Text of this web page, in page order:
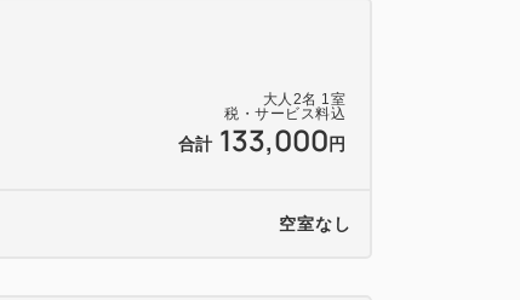
大人 2名 1室
税・サービス料込
合計 133,000 円
空室なし